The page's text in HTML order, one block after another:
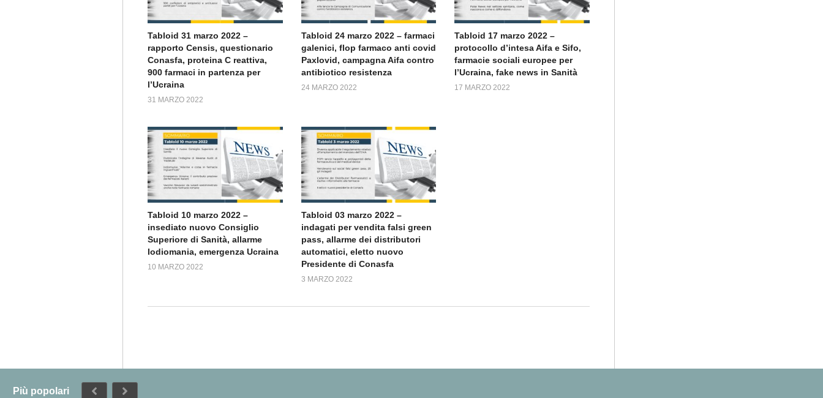
Tabloid 31 marzo 2022 –
rapporto Censis, questionario
Conasfa, proteina C reattiva,
900 farmaci in partenza per
l’Ucraina
31 MARZO 2022
Tabloid 24 marzo 2022 – farmaci
galenici, flop farmaco anti covid
Paxlovid, campagna Aifa contro
antibiotico resistenza
24 MARZO 2022
Tabloid 17 marzo 2022 –
protocollo d’intesa Aifa e Sifo,
farmacie sociali europee per
l’Ucraina, fake news in Sanità
17 MARZO 2022
Tabloid 10 marzo 2022 –
insediato nuovo Consiglio
Superiore di Sanità, allarme
Iodiomania, emergenza Ucraina
10 MARZO 2022
Tabloid 03 marzo 2022 –
indagati per vendita falsi green
pass, allarme dei distributori
automatici, eletto nuovo
Presidente di Conasfa
3 MARZO 2022
Più popolari